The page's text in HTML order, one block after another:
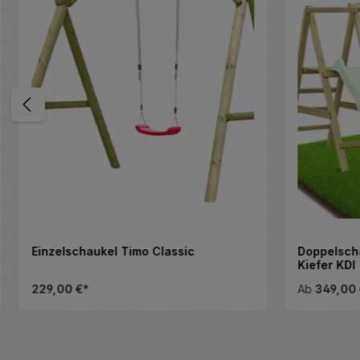
Einzelschaukel Timo Classic
229,00 €*
Kiefer KDI
Ab 349,00